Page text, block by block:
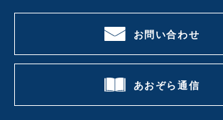
お問い合わせ
あおぞら通信